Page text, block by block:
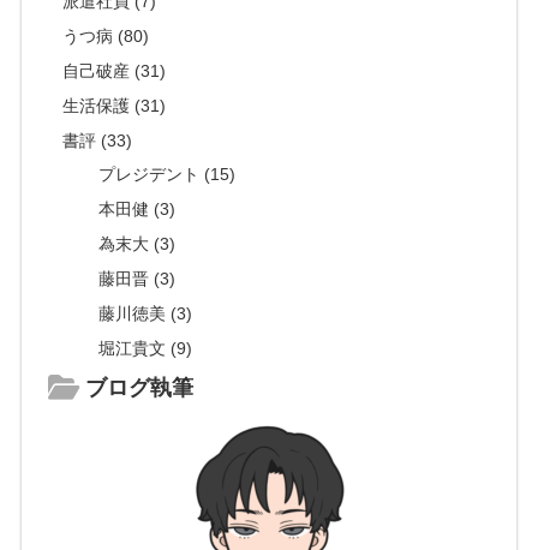
うつ病 (80)
自己破産 (31)
生活保護 (31)
書評 (33)
プレジデント (15)
本田健 (3)
為末大 (3)
藤田晋 (3)
藤川徳美 (3)
堀江貴文 (9)
ブログ執筆